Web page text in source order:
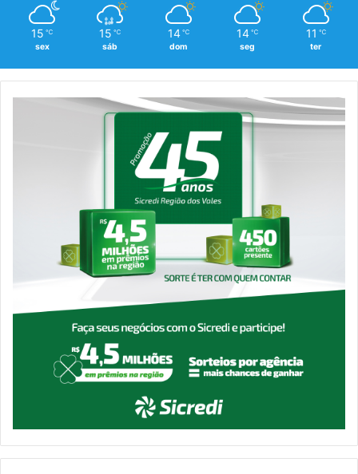
15 ℃
sex
15 ℃
sáb
14 ℃
dom
14 ℃
seg
11 ℃
ter